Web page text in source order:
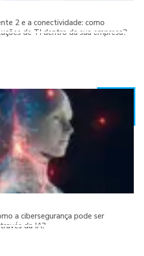
2 e a conectividade: como
de TI dentro da sua empresa?
a cibersegurança pode ser
da IA?